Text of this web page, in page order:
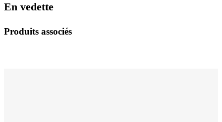
En vedette
Produits associés